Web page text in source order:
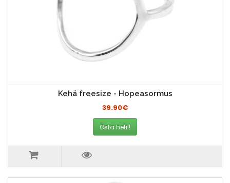
Kehä freesize - Hopeasormus
39.90€
Osta heti !